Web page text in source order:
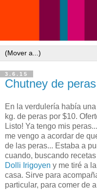
3.6.15
Chutney de peras
En la verdulería había
kg. de peras por $10.
Listo! Ya tengo mis
me vengo a acordar de
de las peras... Estaba a
cuando, buscando
Dolli Irigoyen y me tiré a
casa. Sirve para
particular, para comer de